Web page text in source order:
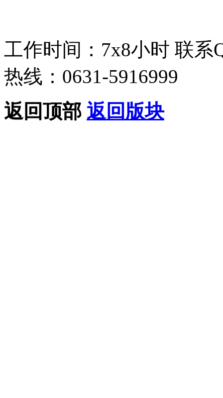
工作时间：7x8小时 联系
热线：0631-5916999
返回顶部 返回版块